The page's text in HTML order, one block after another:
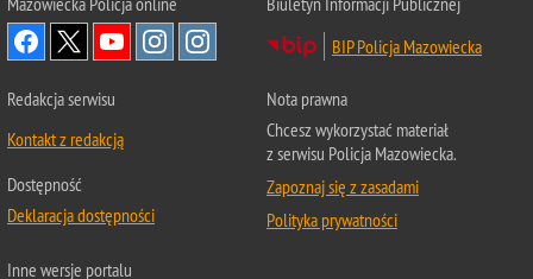
BIP Policja Mazowiecka
Redakcja serwisu
Kontakt z redakcją
Dostępność
Deklaracja dostępności
Nota prawna
Chcesz wykorzystać materiał
z serwisu Policja Mazowiecka.
Zapoznaj się z zasadami
Polityka prywatności
Inne wersje portalu